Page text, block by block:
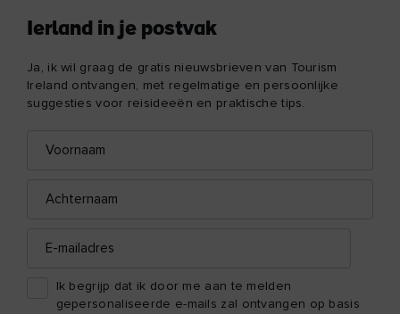
Ierland in je postvak
Ja, ik wil graag de gratis nieuwsbrieven van Tourism
Ireland ontvangen, met regelmatige en persoonlijke
suggesties voor reisideeën en praktische tips.
mailadres
mailadres
Ik begrijp dat ik door me aan te melden
gepersonaliseerde e-mails zal ontvangen op basis